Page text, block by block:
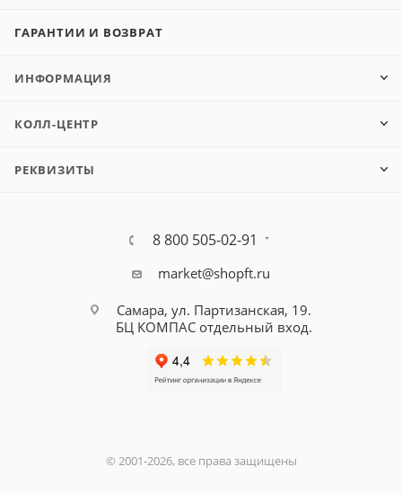
ГАРАНТИИ И ВОЗВРАТ
ИНФОРМАЦИЯ
КОЛЛ-ЦЕНТР
РЕКВИЗИТЫ
8 800 505-02-91
market@shopft.ru
Самара, ул. Партизанская, 19.
БЦ КОМПАС отдельный вход.
© 2001-2026, все права защищены